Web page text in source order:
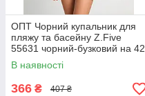
ОПТ Чорний купальник для
пляжу та басейну Z.Five
55631 чорний-бузковий на 42
44 46 48 50 розмір
В наявності
366 ₴ 407 ₴